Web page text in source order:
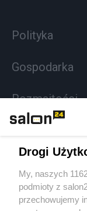
Polityka
Gospodarka
Rozmaitości
Sport
Drogi
My, naszych
podmioty z
przechowujemy